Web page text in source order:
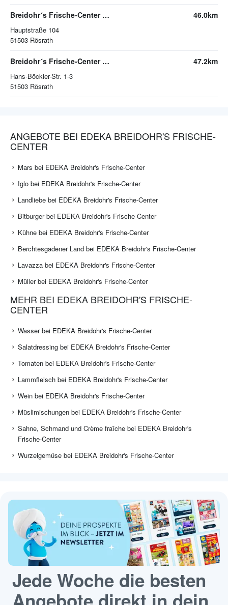
Breidohr´s Frische-Center Rösrath
Hauptstraße 104
51503 Rösrath
46.0km
Breidohr´s Frische-Center Roesrath
Hans-Böckler-Str. 1-3
51503 Rösrath
47.2km
ANGEBOTE BEI EDEKA BREIDOHR'S FRISCHE-
CENTER
Mars bei EDEKA Breidohr's Frische-Center
Iglo bei EDEKA Breidohr's Frische-Center
Landliebe bei EDEKA Breidohr's Frische-Center
Bitburger bei EDEKA Breidohr's Frische-Center
Kühne bei EDEKA Breidohr's Frische-Center
Berchtesgadener Land bei EDEKA Breidohr's Frische-Center
Lavazza bei EDEKA Breidohr's Frische-Center
Müller bei EDEKA Breidohr's Frische-Center
MEHR BEI EDEKA BREIDOHR'S FRISCHE-
CENTER
Wasser bei EDEKA Breidohr's Frische-Center
Salatdressing bei EDEKA Breidohr's Frische-Center
Tomaten bei EDEKA Breidohr's Frische-Center
Lammfleisch bei EDEKA Breidohr's Frische-Center
Wein bei EDEKA Breidohr's Frische-Center
Müslimischungen bei EDEKA Breidohr's Frische-Center
Sahne, Schmand und Crème fraîche bei EDEKA Breidohr's
Frische-Center
Wurzelgemüse bei EDEKA Breidohr's Frische-Center
Jede Woche die besten